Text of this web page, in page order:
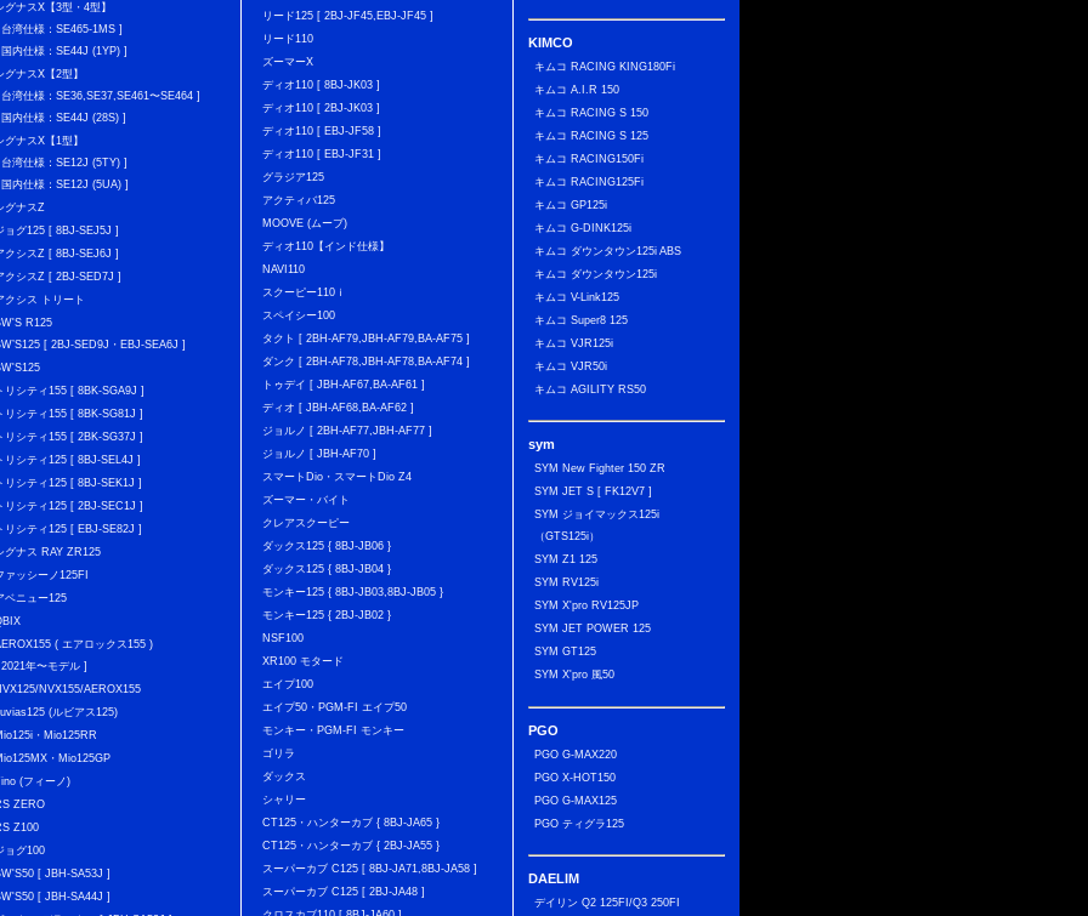
グナスX【3型・4型】
湾仕様：SE465-1MS ]
内仕様：SE44J (1YP) ]
グナスX【2型】
湾仕様：SE36,SE37,SE461〜SE464 ]
内仕様：SE44J (28S) ]
グナスX【1型】
湾仕様：SE12J (5TY) ]
内仕様：SE12J (5UA) ]
グナスZ
ョグ125 [ 8BJ-SEJ5J ]
クシスZ [ 8BJ-SEJ6J ]
クシスZ [ 2BJ-SED7J ]
クシス トリート
R125
[ 2BJ-SED9J・EBJ-SEA6J ]
リシティ155 [ 8BK-SGA9J ]
リシティ155 [ 8BK-SG81J ]
リシティ155 [ 2BK-SG37J ]
リシティ125 [ 8BJ-SEL4J ]
リシティ125 [ 8BJ-SEK1J ]
リシティ125 [ 2BJ-SEC1J ]
リシティ125 [ EBJ-SE82J ]
グナス RAY ZR125
ァッシーノ125FI
ベニュー125
( エアロックス155 )
年〜モデル ]
NVX155/AEROX155
(ルビアス125)
・Mio125RR
・Mio125GP
(フィーノ)
ZERO
Z100
ョグ100
[ JBH-SA53J ]
[ JBH-SA44J ]
リード125 [ 2BJ-JF45,EBJ-JF45 ]
リード110
ズーマーX
ディオ110 [ 8BJ-JK03 ]
ディオ110 [ 2BJ-JK03 ]
ディオ110 [ EBJ-JF58 ]
ディオ110 [ EBJ-JF31 ]
グラジア125
アクティバ125
MOOVE (ムーブ)
ディオ110【インド仕様】
NAVI110
スクーピー110ｉ
スペイシー100
タクト [ 2BH-AF79,JBH-AF79,BA-AF75 ]
ダンク [ 2BH-AF78,JBH-AF78,BA-AF74 ]
トゥデイ [ JBH-AF67,BA-AF61 ]
ディオ [ JBH-AF68,BA-AF62 ]
ジョルノ [ 2BH-AF77,JBH-AF77 ]
ジョルノ [ JBH-AF70 ]
スマートDio・スマートDio Z4
ズーマー・バイト
クレアスクーピー
ダックス125 { 8BJ-JB06 }
ダックス125 { 8BJ-JB04 }
モンキー125 { 8BJ-JB03,8BJ-JB05 }
モンキー125 { 2BJ-JB02 }
NSF100
XR100 モタード
エイプ100
エイプ50・PGM-FI エイプ50
モンキー・PGM-FI モンキー
ゴリラ
ダックス
シャリー
CT125・ハンターカブ { 8BJ-JA65 }
CT125・ハンターカブ { 2BJ-JA55 }
スーパーカブ C125 [ 8BJ-JA71,8BJ-JA58 ]
スーパーカブ C125 [ 2BJ-JA48 ]
KIMCO
キムコ RACING KING180Fi
キムコ A.I.R 150
キムコ RACING S 150
キムコ RACING S 125
キムコ RACING150Fi
キムコ RACING125Fi
キムコ GP125i
キムコ G-DINK125i
キムコ ダウンタウン125i ABS
キムコ ダウンタウン125i
キムコ V-Link125
キムコ Super8 125
キムコ VJR125i
キムコ VJR50i
キムコ AGILITY RS50
sym
SYM New Fighter 150 ZR
SYM JET S [ FK12V7 ]
SYM ジョイマックス125i
（GTS125i）
SYM Z1 125
SYM RV125i
SYM X'pro RV125JP
SYM JET POWER 125
SYM GT125
SYM X'pro 風50
PGO
PGO G-MAX220
PGO X-HOT150
PGO G-MAX125
PGO ティグラ125
DAELIM
デイリン Q2 125FI/Q3 250FI